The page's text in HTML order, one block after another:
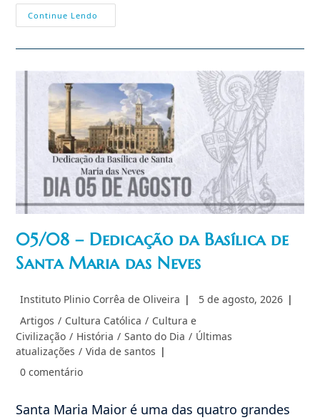
Continue Lendo
–
Senhor
05/08 – Dedicação da Basílica de
Santa Maria das Neves
Autor
post:
Instituto Plinio Corrêa de Oliveira
Post
5 de agosto, 2026
Categoria
do
post:
Artigos / Cultura Católica / Cultura e
Civilização / História / Santo do Dia / Últimas
atualizações / Vida de santos
Comentários
0 comentário
Santa Maria Maior é uma das quatro grandes